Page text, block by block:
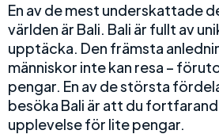
En av de mest underskattade
världen är Bali. Bali är fullt av
upptäcka. Den främsta
människor inte kan resa –
pengar. En av de största
besöka Bali är att du
upplevelse för lite pengar.